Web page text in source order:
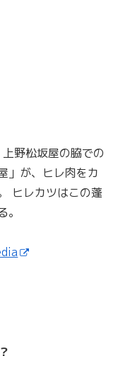
野松坂屋の脇での
」が、ヒレ肉をカ
ヒレカツはこの蓬